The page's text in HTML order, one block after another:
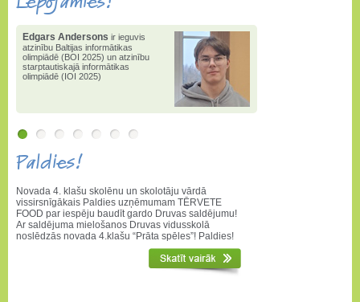
Edgars Andersons ir ieguvis
atzinību Baltijas informātikas
olimpiādē (BOI 2025) un atzinību
starptautiskajā informātikas
olimpiādē (IOI 2025)
Edgars Andersons 2025. gadā
ieguvis 1.pakāpi valsts
informātikas olimpiādē,1.vietu
valstī konkursā "Bebr[a]s" un
3.pakāpi matemātikas atklātajā
Paldies!
Novada 4. klašu skolēnu un skolotāju vārdā
vissirsnīgākais Paldies uzņēmumam TĒRVETE
FOOD par iespēju baudīt gardo Druvas saldējumu!
Ar saldējuma mielošanos Druvas vidusskolā
noslēdzās novada 4.klašu “Prāta spēles”! Paldies!